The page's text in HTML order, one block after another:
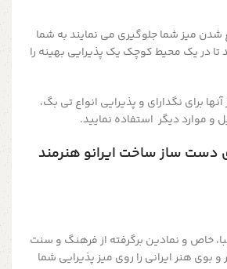
شدن میز شما جلوگیری می نمایند به شما
تا در یک محیط کوچک یک پذیرایی بهینه را
برای نگدارای و پذیرایی انواع تی بگ،
و موارد دیگر استفاده نمایید.
دست ساز ساخت ایرانو هنرمند
خاص و نمادین برگرفته از فرهنگ و سنت
بوی هنر ایرانی را روی میز پذیرایی شما